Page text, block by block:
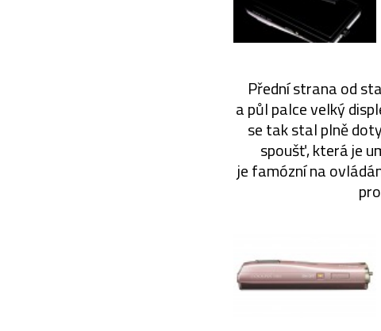
Přední strana od
a půl palce velký
se tak stal plně
spoušť, která je
je famózní na